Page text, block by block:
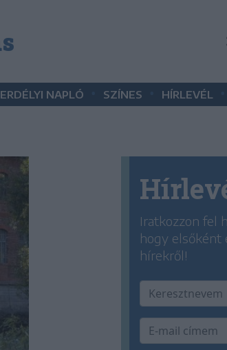
ERDÉLYI NAPLÓ SZÍNES HÍRLEVÉL
Iratkozzon fel
hogy elsőként
hírekről!